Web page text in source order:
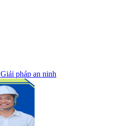
Giải pháp an ninh